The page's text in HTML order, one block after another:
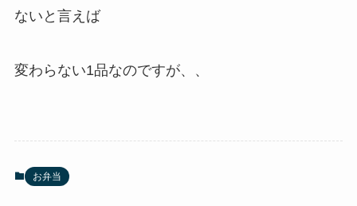
ないと言えば
変わらない1品なのですが、、
お弁当